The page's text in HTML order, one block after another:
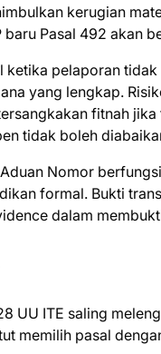
kerugian
baru Pasal 492 akan
ketika pelaporan
yang lengkap.
fitnah
tidak boleh
Nomor
formal. Bukti
dalam
UU ITE saling
memilih pasal